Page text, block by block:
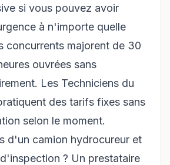
si vous pouvez avoir
à n'importe quelle
concurrents majorent de 30
ouvrées sans
Les Techniciens du
des tarifs fixes sans
selon le moment.
d'un camion hydrocureur et
? Un prestataire